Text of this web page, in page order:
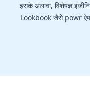
इसके अलावा, विशेषज्ञ
Lookbook जैसे powr ऐप